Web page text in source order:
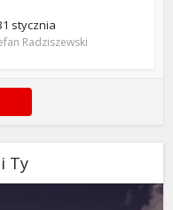
stycznia
Radziszewski
Ty